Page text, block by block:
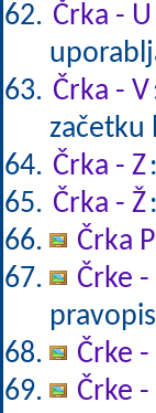
Črka - U
Črka - V
začetku
Črka - Z
Črka - Ž
Črka
Črke
Črke
Črke